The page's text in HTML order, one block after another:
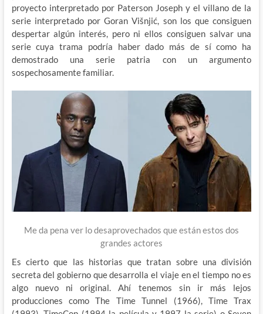
proyecto interpretado por Paterson Joseph y el villano de la
serie interpretado por Goran Višnjić, son los que consiguen
despertar algún interés, pero ni ellos consiguen salvar una
serie cuya trama podría haber dado más de sí como ha
demostrado una serie patria con un argumento
sospechosamente familiar.
Me da pena ver lo desaprovechados que están estos dos
grandes actores
Es cierto que las historias que tratan sobre una división
secreta del gobierno que desarrolla el viaje en el tiempo no es
algo nuevo ni original. Ahí tenemos sin ir más lejos
producciones como The Time Tunnel (1966), Time Trax